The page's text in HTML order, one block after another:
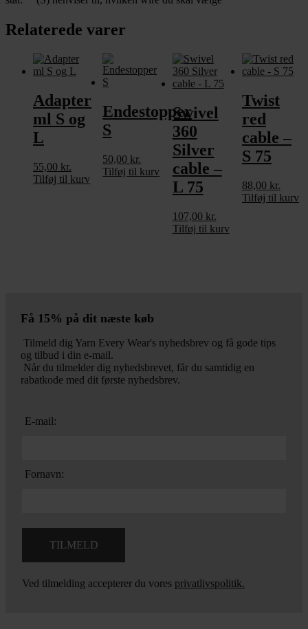
antal
Relaterede varer
Adapter
ml S og
L
55,00 kr.
Tilføj til kurv
Endestopper
S
50,00 kr.
Tilføj til kurv
Swivel
360
Silver
cable –
L 75
107,00 kr.
Tilføj til kurv
Twist
red
cable –
S 75
88,00 kr.
Tilføj til kurv
Få 15% på dit næste køb
Tilmeld dig Yarn Every Wear's nyhedsbrev og få gode tips
og tilbud i din e-mail.
Når du tilmelder dig nyhedsbrevet, får du samtidig en
rabatkode med dit første nyhedsbrev.
E-mail:
Fornavn:
Ved tilmelding accepterer du vores privatlivspolitik.